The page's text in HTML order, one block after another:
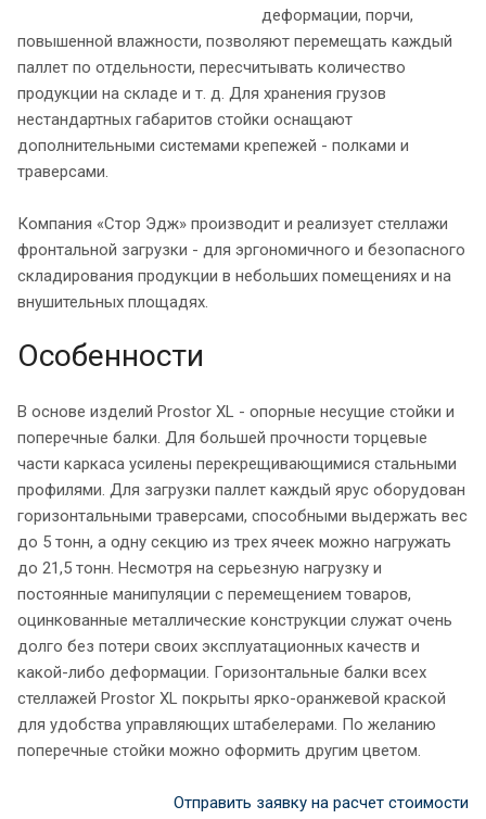
деформации, порчи,
повышенной влажности, позволяют перемещать каждый
паллет по отдельности, пересчитывать количество
продукции на складе и т. д. Для хранения грузов
нестандартных габаритов стойки оснащают
дополнительными системами крепежей - полками и
траверсами.
Компания «Стор Эдж» производит и реализует стеллажи
фронтальной загрузки - для эргономичного и безопасного
складирования продукции в небольших помещениях и на
внушительных площадях.
Особенности
В основе изделий Prostor XL - опорные несущие стойки и
поперечные балки. Для большей прочности торцевые
части каркаса усилены перекрещивающимися стальными
профилями. Для загрузки паллет каждый ярус оборудован
горизонтальными траверсами, способными выдержать вес
до 5 тонн, а одну секцию из трех ячеек можно нагружать
до 21,5 тонн. Несмотря на серьезную нагрузку и
постоянные манипуляции с перемещением товаров,
оцинкованные металлические конструкции служат очень
долго без потери своих эксплуатационных качеств и
какой-либо деформации. Горизонтальные балки всех
стеллажей Prostor XL покрыты ярко-оранжевой краской
для удобства управляющих штабелерами. По желанию
поперечные стойки можно оформить другим цветом.
Отправить заявку на расчет стоимости